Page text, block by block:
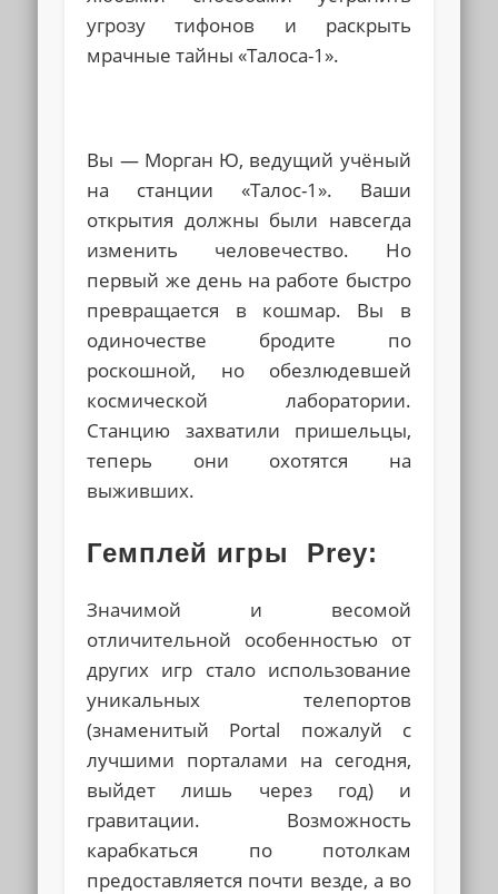
угрозу тифонов и раскрыть
мрачные тайны «Талоса-1».
Вы — Морган Ю, ведущий учёный
на станции «Талос-1». Ваши
открытия должны были навсегда
изменить человечество. Но
первый же день на работе быстро
превращается в кошмар. Вы в
одиночестве бродите по
роскошной, но обезлюдевшей
космической лаборатории.
Станцию захватили пришельцы,
теперь они охотятся на
выживших.
Гемплей игры Prey:
Значимой и весомой
отличительной особенностью от
других игр стало использование
уникальных телепортов
(знаменитый Portal пожалуй с
лучшими порталами на сегодня,
выйдет лишь через год) и
гравитации. Возможность
карабкаться по потолкам
предоставляется почти везде, а во